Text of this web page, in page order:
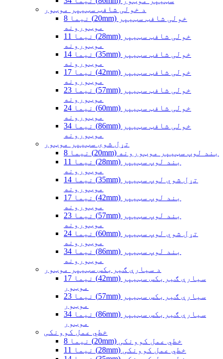
د خولی شافټ سټیپر موټور
نیما 8 (20mm) خولی شافټ سټیپر
موټورونه
نیما 11 (28mm) خولی شافټ سټیپر
موټورونه
نیما 14 (35mm) خولی شافټ سټیپر
موټورونه
نیما 17 (42mm) خولی شافټ سټیپر
موټورونه
نیما 23 (57mm) خولی شافټ سټیپر
موټورونه
نیما 24 (60mm) خولی شافټ سټیپر
موټورونه
نیما 34 (86mm) خولی شافټ سټیپر
موټورونه
تړل شوی سټیپر موټور
نیما 8 (20mm) بند لوپ سټیپر موټورونه
نیما 11 (28mm) بند لوپ سټیپر
موټورونه
نیما 14 (35mm) تړل شوي لوپ سټیپر
موټورونه
نیما 17 (42mm) بند لوپ سټیپر
موټورونه
نیما 23 (57mm) بند لوپ سټیپر
موټورونه
نیما 24 (60mm) تړل شوي لوپ سټیپر
موټورونه
نیما 34 (86mm) بند لوپ سټیپر
موټورونه
د سیارې ګیربکس سټیپر موټور
نیما 17 (42mm) سیارې ګیربکس سټیپر
موټور
نیما 23 (57mm) سیارې ګیربکس سټیپر
موټور
نیما 34 (86mm) سیارې ګیربکس سټیپر
موټور
خطي عمل کوونکی
نیما 8 (20mm) خطي عمل کوونکی
نیما 11 (28mm) خطي عمل کوونکی